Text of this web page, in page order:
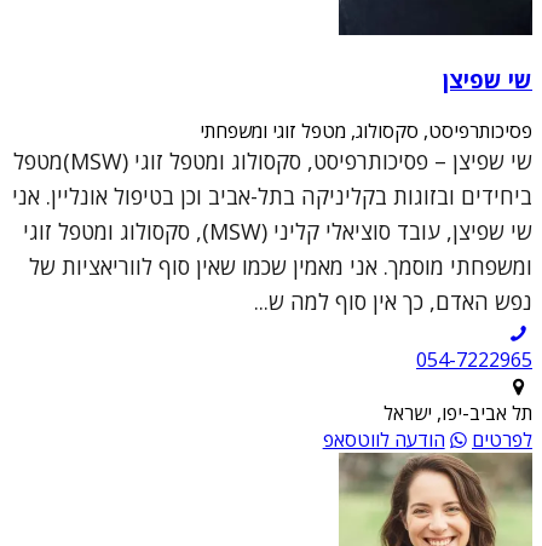
שי שפיצן
פסיכותרפיסט, סקסולוג, מטפל זוגי ומשפחתי
שי שפיצן – פסיכותרפיסט, סקסולוג ומטפל זוגי (MSW)מטפל
ביחידים ובזוגות בקליניקה בתל-אביב וכן בטיפול אונליין. אני
שי שפיצן, עובד סוציאלי קליני (MSW), סקסולוג ומטפל זוגי
ומשפחתי מוסמך. אני מאמין שכמו שאין סוף לווריאציות של
נפש האדם, כך אין סוף למה ש...
054-7222965
תל אביב-יפו, ישראל
לפרטים
הודעה לווטסאפ